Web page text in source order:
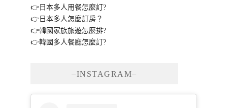
👉日本多人用餐怎麼訂?
👉日本多人怎麼訂房？
👉韓國家族旅遊怎麼排?
👉韓國多人餐廳怎麼訂?
–INSTAGRAM–